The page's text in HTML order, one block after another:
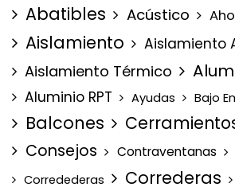
Abatibles Acústico
Aislamiento Aislamiento
Aislamiento Térmico
Aluminio RPT Ayudas Bajo
Balcones
Consejos Contraventanas
Corredederas Correderas